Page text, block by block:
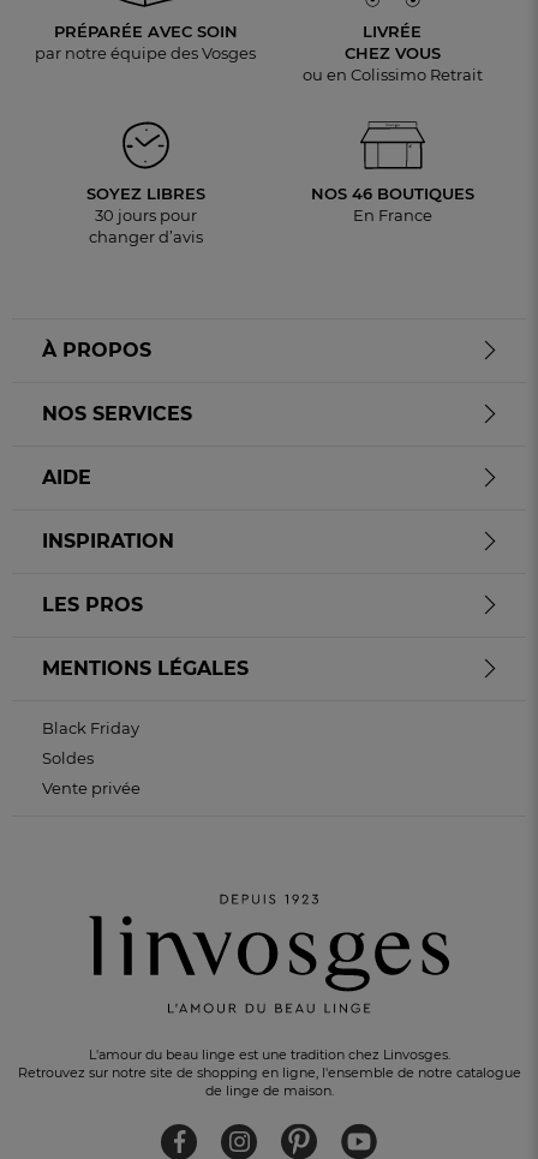
PRÉPARÉE AVEC SOIN
par notre équipe des Vosges
LIVRÉE
CHEZ VOUS
ou en Colissimo Retrait
SOYEZ LIBRES
30 jours pour
changer d’avis
NOS 46 BOUTIQUES
En France
L'amour du beau linge est une tradition chez Linvosges.
Retrouvez sur notre site de shopping en ligne, l'ensemble de notre catalogue
de linge de maison.
À PROPOS
NOS SERVICES
AIDE
INSPIRATION
LES PROS
MENTIONS LÉGALES
Black Friday
Soldes
Vente privée